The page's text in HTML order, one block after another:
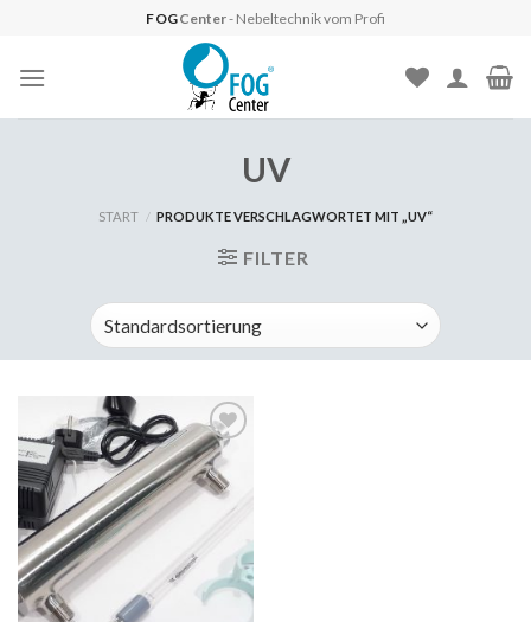
content
FOGCenter- Nebeltechnik vom Profi
UV
START / PRODUKTE VERSCHLAGWORTET MIT „UV“
FILTER
Auf
die
Wunschliste